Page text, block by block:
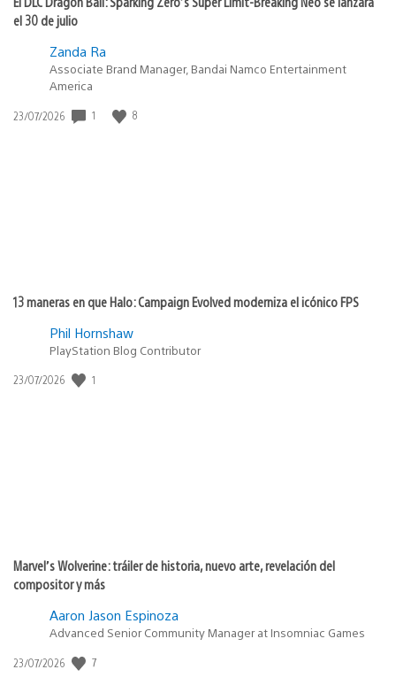
el 30 de julio
Zanda Ra
Associate Brand Manager, Bandai Namco Entertainment
America
Fecha
23/07/2026 1 8
13 maneras en que Halo: Campaign Evolved moderniza el icónico FPS
Phil Hornshaw
PlayStation Blog Contributor
Fecha
23/07/2026 1
Marvel’s Wolverine: tráiler de historia, nuevo arte, revelación del
compositor y más
Aaron Jason Espinoza
Advanced Senior Community Manager at Insomniac Games
Fecha
23/07/2026 7